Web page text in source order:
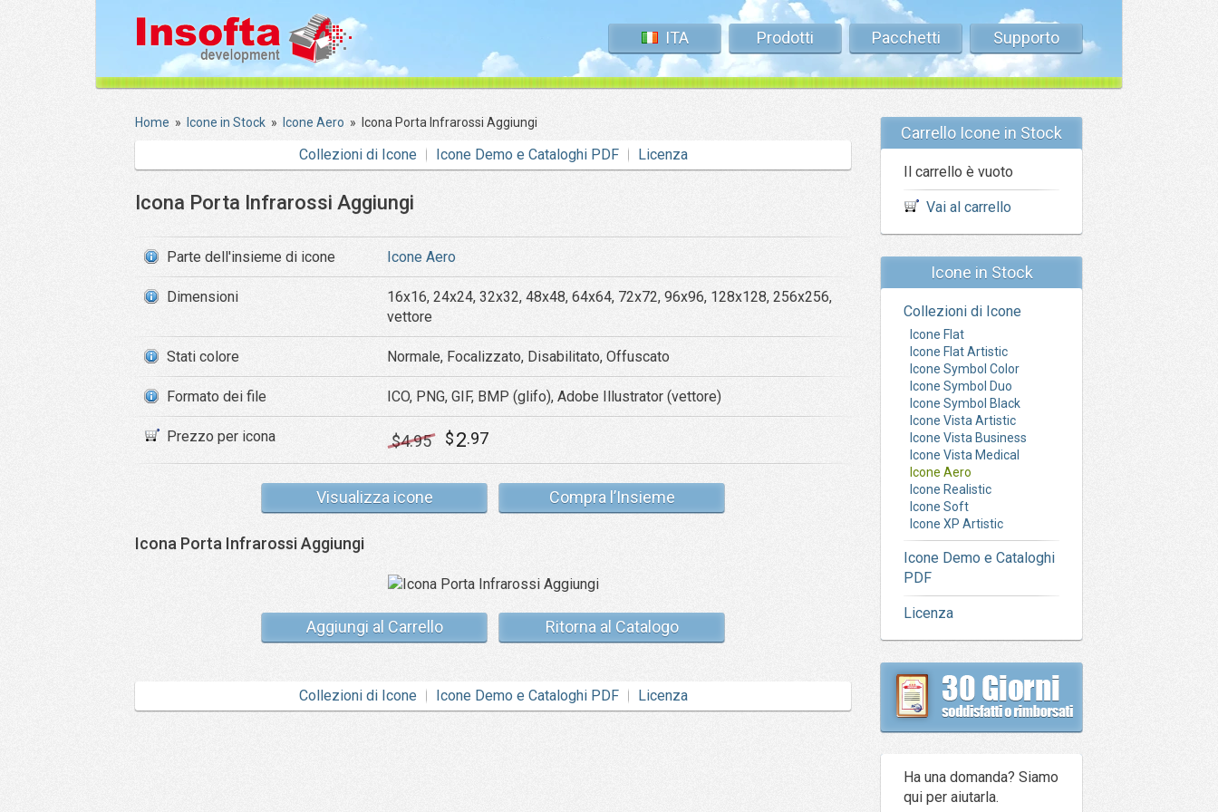
ITA Prodotti Pacchetti Supporto
Home » Icone in Stock » Icone Aero » Icona Porta Infrarossi Aggiungi
Collezioni di Icone Icone Demo e Cataloghi PDF Licenza
Icona Porta Infrarossi Aggiungi
Parte dell'insieme di icone Icone Aero
Dimensioni
16x16, 24x24, 32x32, 48x48, 64x64, 72x72, 96x96, 128x128, 256x256,
vettore
Stati colore Normale, Focalizzato, Disabilitato, Offuscato
Formato dei file ICO, PNG, GIF, BMP (glifo), Adobe Illustrator (vettore)
Prezzo per icona $4.95 $2.97
Visualizza icone Compra l’Insieme
Icona Porta Infrarossi Aggiungi
Aggiungi al Carrello Ritorna al Catalogo
Collezioni di Icone Icone Demo e Cataloghi PDF Licenza
Carrello Icone in Stock
Il carrello è vuoto
Vai al carrello
Icone in Stock
Collezioni di Icone
Icone Flat
Icone Flat Artistic
Icone Symbol Color
Icone Symbol Duo
Icone Symbol Black
Icone Vista Artistic
Icone Vista Business
Icone Vista Medical
Icone Aero
Icone Realistic
Icone Soft
Icone XP Artistic
Icone Demo e Cataloghi
PDF
Licenza
Ha una domanda? Siamo
qui per aiutarla.